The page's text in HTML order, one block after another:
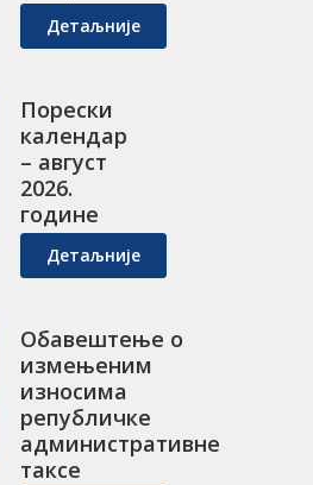
Детаљније
Порески
календар
– август
2026.
године
Детаљније
Обавештење о
измењеним
износима
републичке
административне
таксе